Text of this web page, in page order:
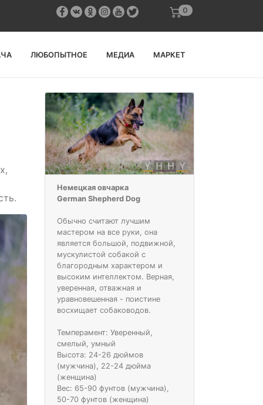
0
ЛЮБОПЫТНОЕ МЕДИА МАРКЕТ
Немецкая овчарка
German Shepherd Dog
Обычно считают лучшим
мастером на все руки, она
является большой, подвижной,
мускулистой собакой с
благородным характером и
высоким интеллектом. Верная,
уверенная, отважная и
уравновешенная - поистине
восхищает собаководов.
Темперамент: Уверенный,
смелый, умный
Высота: 24-26 дюймов
(мужчина), 22-24 дюйма
(женщина)
Вес: 65-90 фунтов (мужчина),
50-70 фунтов (женщина)